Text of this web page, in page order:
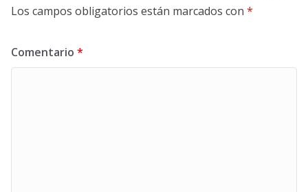
Los campos obligatorios están marcados con *
Comentario *